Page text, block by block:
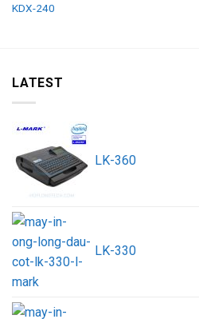
KDX-240
LATEST
LK-360
LK-330